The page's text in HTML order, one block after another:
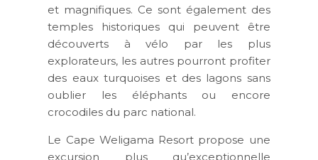
et magnifiques. Ce sont également des
temples historiques qui peuvent être
découverts à vélo par les plus
explorateurs, les autres pourront profiter
des eaux turquoises et des lagons sans
oublier les éléphants ou encore
crocodiles du parc national.
Le Cape Weligama Resort propose une
excursion plus qu’exceptionnelle